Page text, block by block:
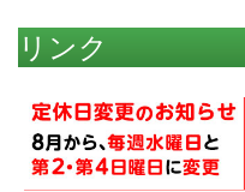
リンク